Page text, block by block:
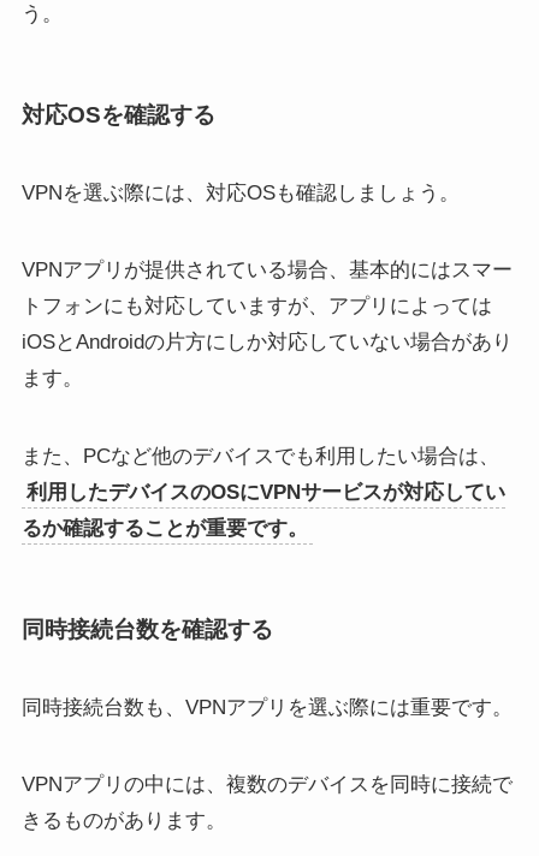
う。
対応OSを確認する
VPNを選ぶ際には、対応OSも確認しましょう。
VPNアプリが提供されている場合、基本的にはスマー
トフォンにも対応していますが、アプリによっては
iOSとAndroidの片方にしか対応していない場合があり
ます。
また、PCなど他のデバイスでも利用したい場合は、
利用したデバイスのOSにVPNサービスが対応してい
るか確認することが重要です。
同時接続台数を確認する
同時接続台数も、VPNアプリを選ぶ際には重要です。
VPNアプリの中には、複数のデバイスを同時に接続で
きるものがあります。